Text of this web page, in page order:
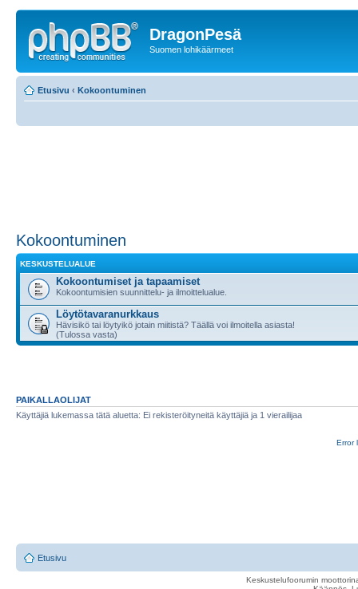
DragonPesä
Suomen lohikäärmeet
Etusivu ‹ Kokoontuminen
Kokoontuminen
KESKUSTELUALUE
Kokoontumiset ja tapaamiset
Kokoontumisien suunnittelu- ja ilmoittelualue.
Löytötavaranurkkaus
Hävisikö tai löytyikö jotain miitistä? Täällä voi ilmoitella asiasta!
(Tulossa vasta)
PAIKALLAOLIJAT
Käyttäjiä lukemassa tätä aluetta: Ei rekisteröityneitä käyttäjiä ja 1 vierailijaa
Error
Etusivu
Keskustelufoorumin